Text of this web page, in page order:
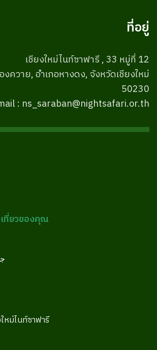
ที่อยู่
เชียงใหม่ไนท์ซาฟารี , 33 หมู่ที่ 12
ควาย, อำเภอหางดง, จังหวัดเชียงใหม่
50230
: ns_saraban@nightsafari.or.th
ที่ยวของคุณ
หม่ไนท์ซาฟารี